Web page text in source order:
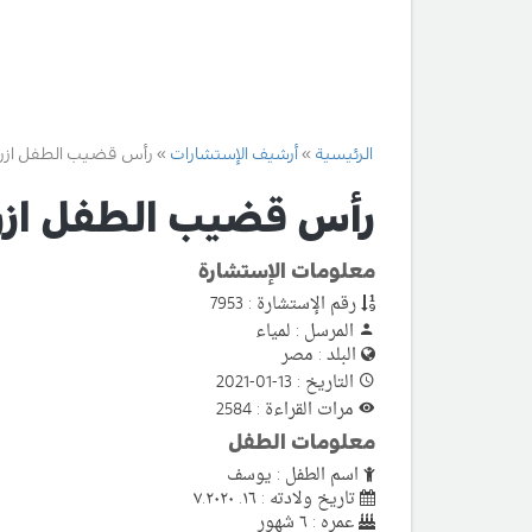
الرئيسية أرشيف الإستشارات رأس قضيب الطفل
رأس قضيب الطفل
معلومات الإستشارة
رقم الإستشارة : 7953
المرسل : لمياء
البلد : مصر
التاريخ : 13-01-2021
مرات القراءة : 2584
معلومات الطفل
اسم الطفل : يوسف
تاريخ ولادته : ١٦. ٧.٢٠٢٠
عمره : ٦ شهور